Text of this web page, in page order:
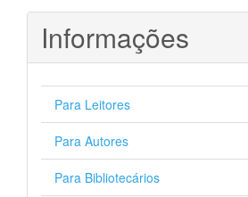
Informações
Para Leitores
Para Autores
Para Bibliotecários